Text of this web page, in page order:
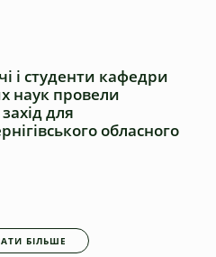
і студенти кафедри
наук провели
для
обласного
БІЛЬШЕ